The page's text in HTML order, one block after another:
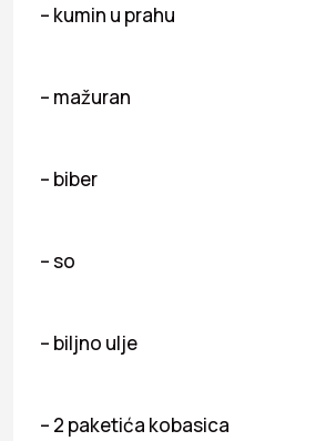
– kumin u prahu
– mažuran
– biber
– so
– biljno ulje
– 2 paketića kobasica